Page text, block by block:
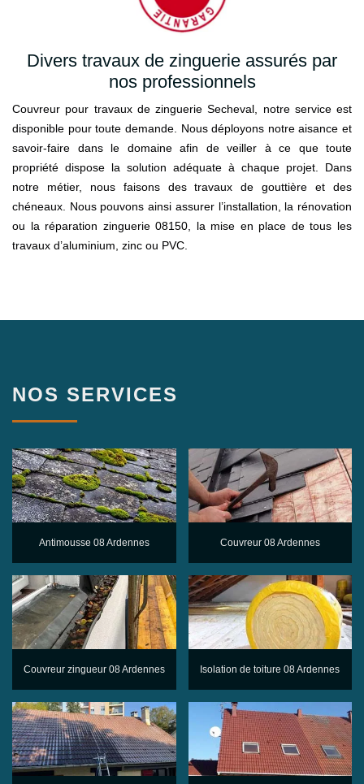
Divers travaux de zinguerie assurés par
nos professionnels
Couvreur pour travaux de zinguerie Secheval, notre service est
disponible pour toute demande. Nous déployons notre aisance et
savoir-faire dans le domaine afin de veiller à ce que toute
propriété dispose la solution adéquate à chaque projet. Dans
notre métier, nous faisons des travaux de gouttière et des
chéneaux. Nous pouvons ainsi assurer l’installation, la rénovation
ou la réparation zinguerie 08150, la mise en place de tous les
travaux d’aluminium, zinc ou PVC.
NOS SERVICES
Antimousse 08 Ardennes Couvreur 08 Ardennes
Couvreur zingueur 08 Ardennes Isolation de toiture 08 Ardennes